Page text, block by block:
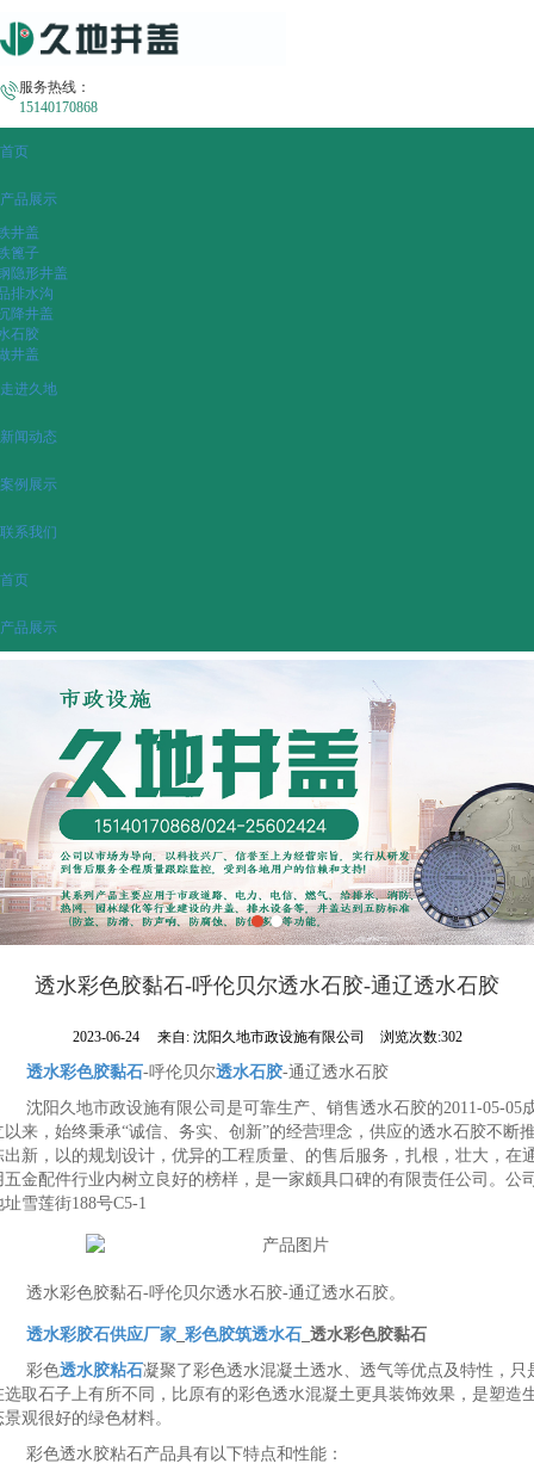
服务热线：
15140170868
首页
产品展示
井盖
篦子
隐形井盖
排水沟
降井盖
石胶
井盖
走进久地
新闻动态
案例展示
联系我们
首页
产品展示
透水彩色胶黏石-呼伦贝尔透水石胶-通辽透水石胶
2023-06-24 来自: 沈阳久地市政设施有限公司 浏览次数:302
透水彩色胶黏石-呼伦贝尔透水石胶-通辽透水石胶
沈阳久地市政设施有限公司是可靠生产、销售透水石胶的2011-05-05
以来，始终秉承“诚信、务实、创新”的经营理念，供应的透水石胶不断
出新，以的规划设计，优异的工程质量、的售后服务，扎根，壮大，在
五金配件行业内树立良好的榜样，是一家颇具口碑的有限责任公司。公
址雪莲街188号C5-1
透水彩色胶黏石-呼伦贝尔透水石胶-通辽透水石胶。
透水彩胶石供应厂家_ 彩色胶筑透水石_透水彩色胶黏石
彩色透水胶粘石凝聚了彩色透水混凝土透水、透气等优点及特性，只
选取石子上有所不同，比原有的彩色透水混凝土更具装饰效果，是塑造
景观很好的绿色材料。
彩色透水胶粘石产品具有以下特点和性能：